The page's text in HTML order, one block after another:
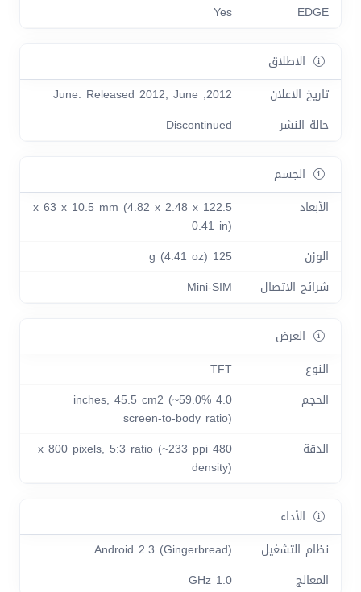
EDGE
Yes
الاطلاق
تاريخ الاعلان
2012, June. Released 2012, June
حالة النشر
Discontinued
الجسم
الأبعاد
122.5 x 63 x 10.5 mm (4.82 x 2.48 x
0.41 in)
الوزن
125 g (4.41 oz)
شرائح الاتصال
Mini-SIM
العرض
النوع
TFT
الحجم
4.0 inches, 45.5 cm2 (~59.0%
screen-to-body ratio)
الدقة
480 x 800 pixels, 5:3 ratio (~233 ppi
density)
الأداء
نظام التشغيل
Android 2.3 (Gingerbread)
المعالج
1.0 GHz